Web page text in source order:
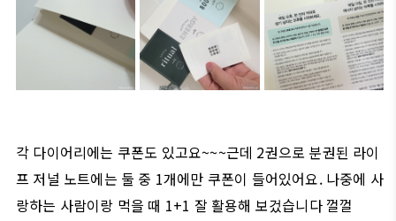
각 다이어리에는 쿠폰도 있고요~~~근데 2권으로 분권된 라이
프 저널 노트에는 둘 중 1개에만 쿠폰이 들어있어요. 나중에 사
랑하는 사람이랑 먹을 때 1+1 잘 활용해 보겄습니다 껄껄